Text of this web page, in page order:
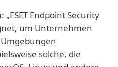
Endpoint Security
um Unternehmen
solche, die